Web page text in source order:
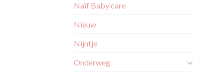
Naïf Baby care
Nieuw
Nijntje
Onderweg